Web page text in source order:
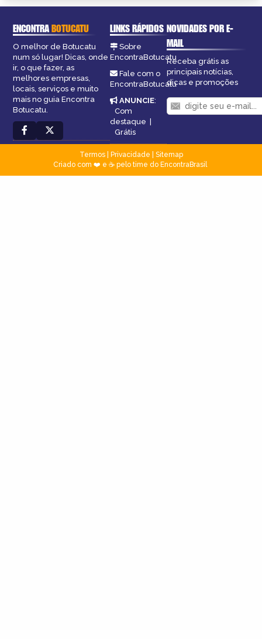
ENCONTRABOTUCATU
O melhor de Botucatu
num só lugar! Dicas, onde
ir, o que fazer, as
melhores empresas,
locais, serviços e muito
mais no guia Encontra
Botucatu.
LINKS RÁPIDOS
Sobre
EncontraBotucatu
Fale com o
EncontraBotucatu
ANUNCIE:
Com
destaque |
Grátis
NOVIDADES POR E-
MAIL
Receba grátis as
principais notícias,
dicas e promoções
Termos| Privacidade
Sitemap
Criado com ❤️ e ☕ pelo time do EncontraBrasil